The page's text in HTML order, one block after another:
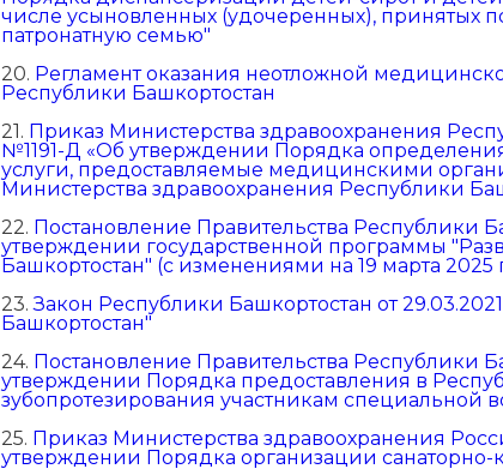
числе усыновленных (удочеренных), принятых
патронатную семью"
20. Регламент оказания неотложной
Республики Башкортостан
21. Приказ Министерства здравоохранения
№1191-Д «Об утверждении Порядка
услуги, предоставляемые медицинскими
Министерства здравоохранения Республики
22. Постановление Правительства Республики
утверждении государственной программы
Башкортостан" (с изменениями на 19 марта 2025
23.Закон Республики Башкортостан от
Башкортостан"
24. Постановление Правительства Республики
утверждении Порядка предоставления в
зубопротезирования участникам специальной
25. Приказ Министерства здравоохранения
утверждении Порядка организации санаторно-